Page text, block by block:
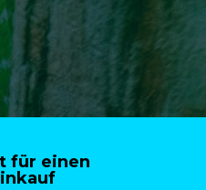
für einen